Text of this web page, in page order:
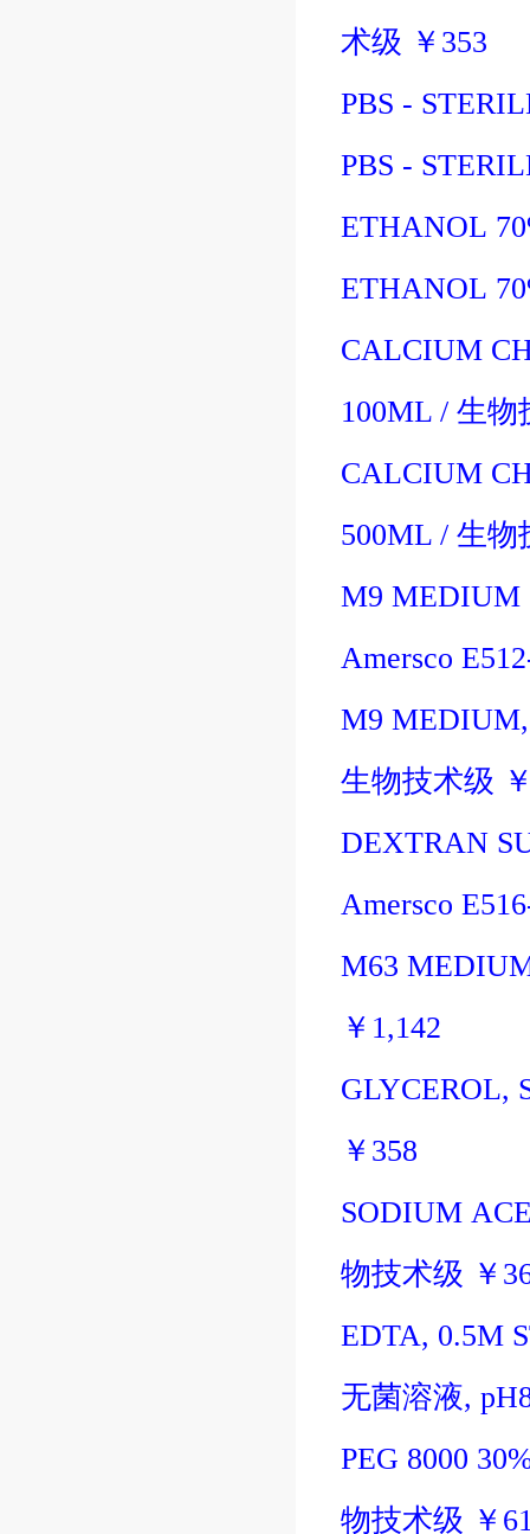
术级 ￥ 353
PBS -
PBS -
ETHANOL
ETHANOL
CALCIUM
100ML / 生物
CALCIUM
500ML / 生物
M9 MEDIUM
Amersco
M9
生物技术级
DEXTRAN
Amersco
M63
￥ 1,142
GLYCEROL,
￥ 358
SODIUM
物技术级 ￥
EDTA, 0.5M
无菌溶液,
PEG 8000
物技术级 ￥